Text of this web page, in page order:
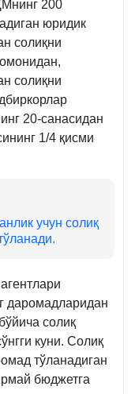
200
юридик
солиқни
солиқни
20-санасидан
1/4 қисми
учун солиқ
даромадларидан
солиқ
куни. Солиқ
тўланадиган
бюджетга